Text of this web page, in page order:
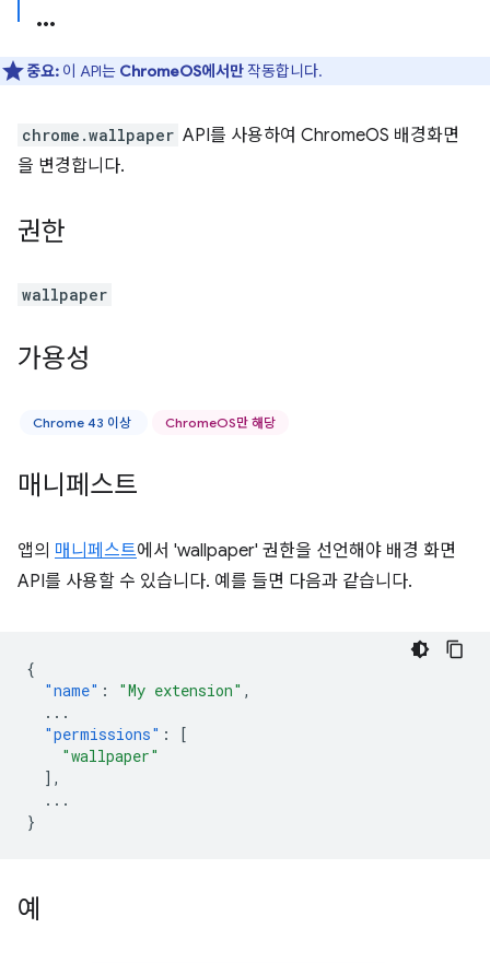
중요: 이 API는 ChromeOS에서만작동합니다.
chrome.wallpaper API를 사용하여 ChromeOS 배경화면
을 변경합니다.
권한
wallpaper
가용성
Chrome 43 이상 ChromeOS만 해당
매니페스트
앱의 매니페스트에서 'wallpaper' 권한을 선언해야 배경 화면
API를 사용할 수 있습니다. 예를 들면 다음과 같습니다.
{
"name" : "My extension" ,
...
"permissions" :
[
"wallpaper"
],
...
}
예